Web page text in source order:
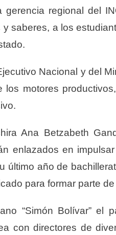
regional del
saberes, a los
Nacional y del
los motores
Ana Betzabeth
enlazados en
último año de
para formar parte
“Simón Bolívar” el
con directores de